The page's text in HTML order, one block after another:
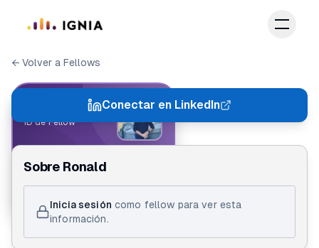
← Volver a Fellows
IGNIA FELLOW
ID de Fellow
Ronald Martinez
Conectar en LinkedIn
Sobre Ronald
Inicia sesión como fellow para ver esta
información.